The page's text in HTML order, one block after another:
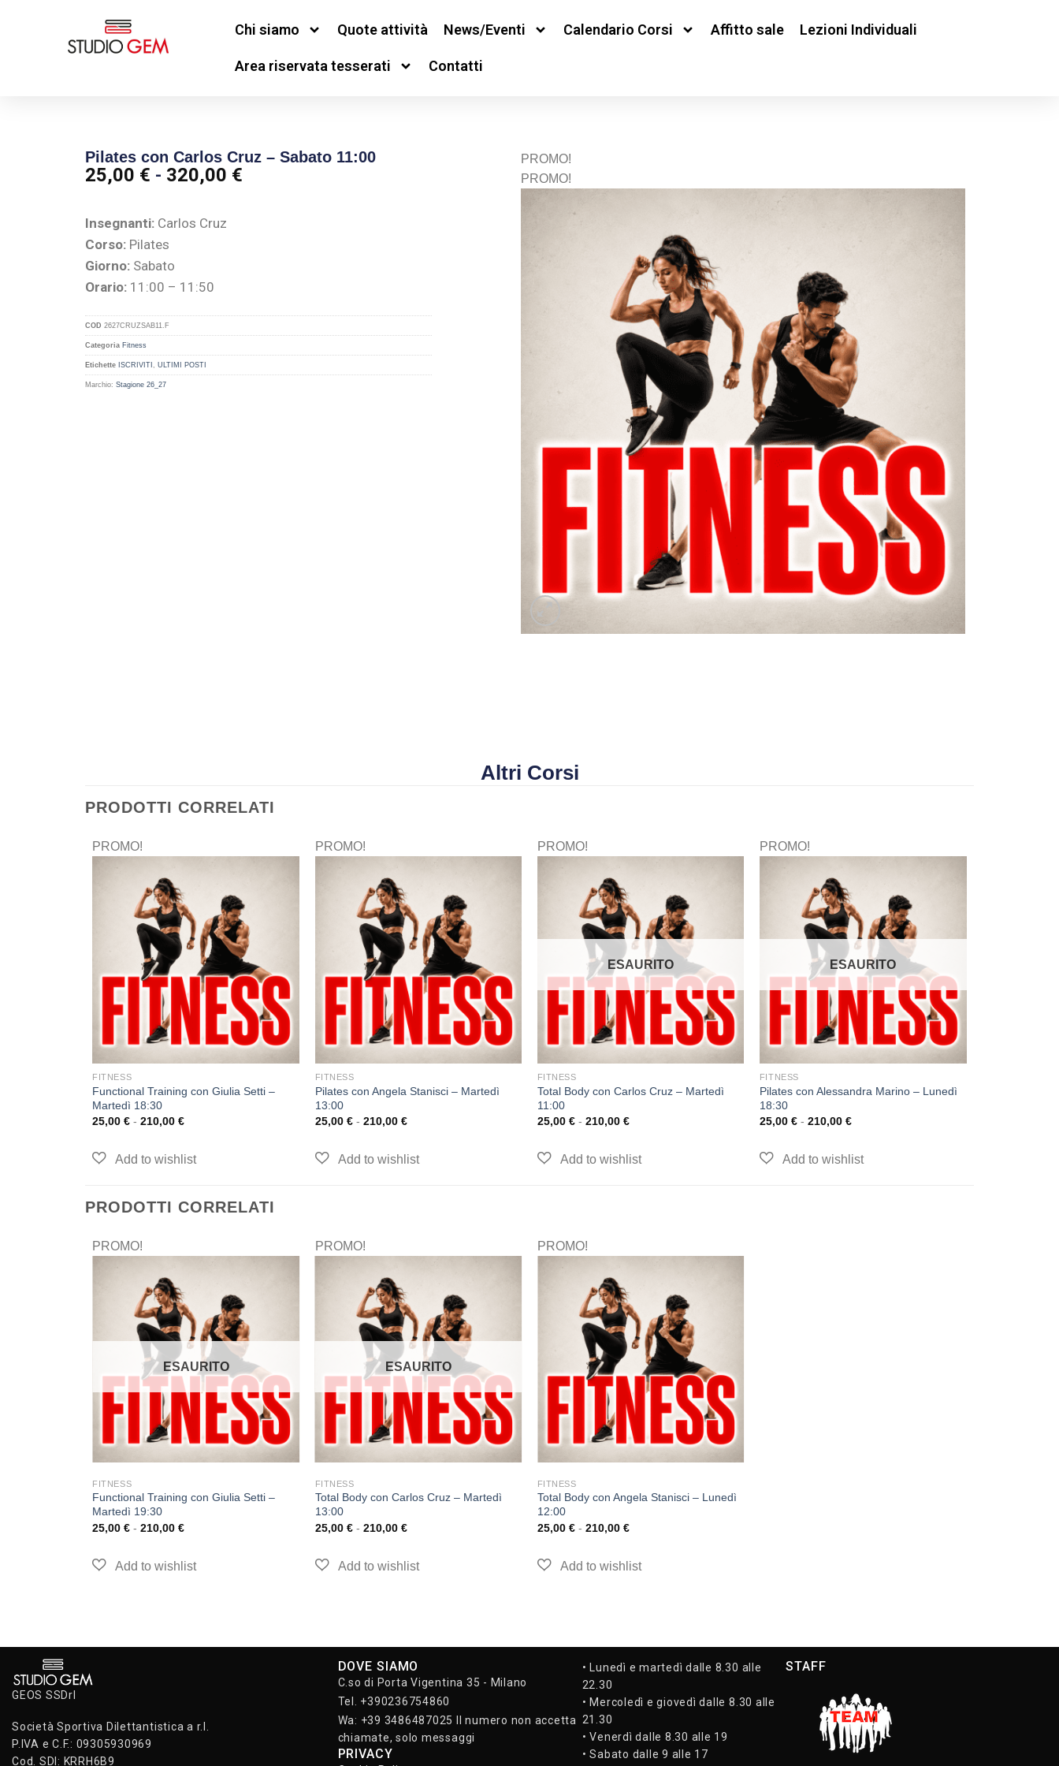
Chi siamo Quote attività News/Eventi Calendario Corsi Affitto sale Lezioni Individuali
Area riservata tesserati Contatti
Pilates con Carlos Cruz – Sabato 11:00
25,00 € - 320,00 €
Insegnanti:Carlos Cruz
Corso:Pilates
Giorno:Sabato
Orario:11:00 – 11:50
COD 2627CRUZSAB11.F
Categoria Fitness
Etichette ISCRIVITI , ULTIMI POSTI
Marchio: Stagione 26_27
PROMO!
PROMO!
Altri Corsi
PRODOTTI CORRELATI
PROMO!
FITNESS
Functional Training con Giulia Setti –
Martedì 18:30
25,00€ - 210,00€
PROMO!
FITNESS
Pilates con Angela Stanisci – Martedì
13:00
25,00 € - 210,00 €
PROMO!
ESAURITO
FITNESS
Total Body con Carlos Cruz – Martedì
11:00
25,00 € - 210,00 €
PROMO!
ESAURITO
FITNESS
Pilates con Alessandra Marino – Lunedì
18:30
25,00 € - 210,00 €
PRODOTTI CORRELATI
PROMO!
ESAURITO
FITNESS
Functional Training con Giulia Setti –
Martedì 19:30
25,00€ - 210,00€
PROMO!
ESAURITO
FITNESS
Total Body con Carlos Cruz – Martedì
13:00
25,00 € - 210,00 €
PROMO!
FITNESS
Total Body con Angela Stanisci – Lunedì
12:00
25,00 € - 210,00 €
GEOS SSDrl
Società Sportiva Dilettantistica a r.l.
P.IVA e C.F.: 09305930969
Cod. SDI: KRRH6B9
DOVE SIAMO
C.so di Porta Vigentina 35 - Milano
Tel. +390236754860
Wa: +39 3486487025 Il numero non accetta
chiamate, solo messaggi
PRIVACY
• Lunedì e martedì dalle 8.30 alle
22.30
• Mercoledì e giovedì dalle 8.30 alle
21.30
• Venerdì dalle 8.30 alle 19
• Sabato dalle 9 alle 17
STAFF